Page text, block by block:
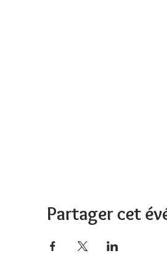
Partager cet